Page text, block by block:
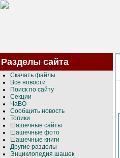
Разделы сайта
Скачать файлы
Все новости
Поиск по сайту
Секции
ЧаВО
Сообщить новость
Топики
Шашечные сайты
Шашечные фото
Шашечные книги
Другие разделы
Энциклопедия шашек